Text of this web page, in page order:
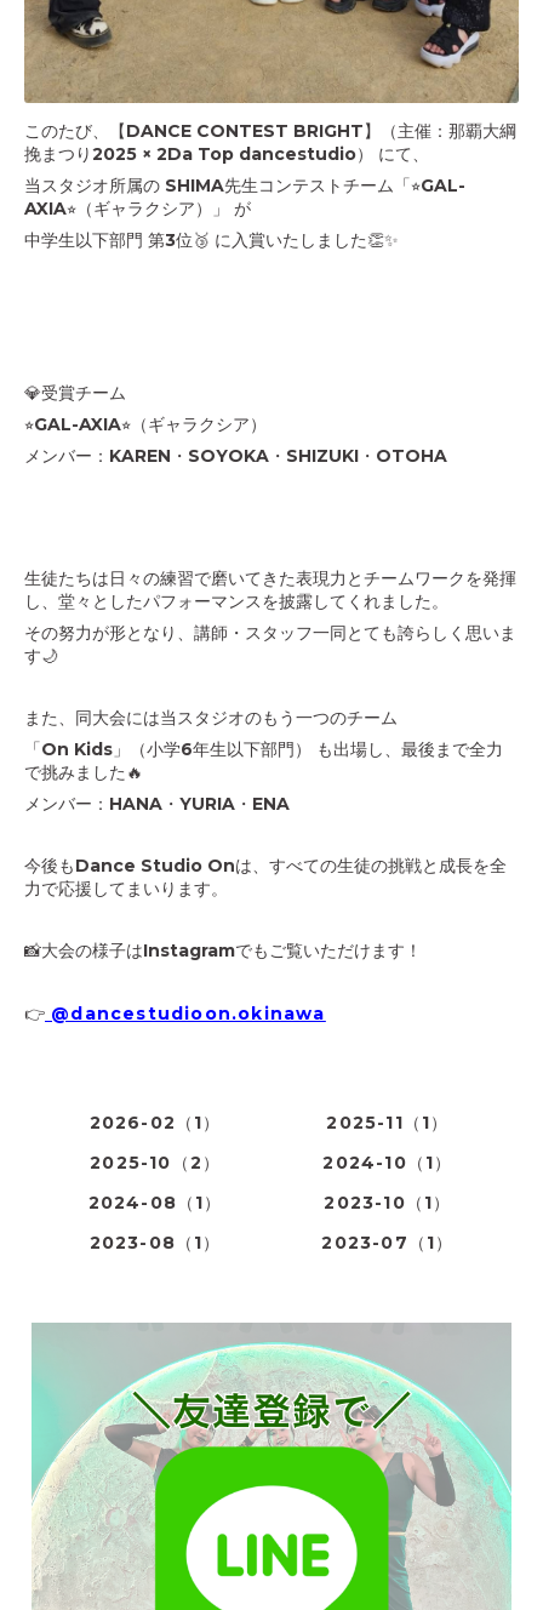
このたび、【DANCE CONTEST BRIGHT】（主催：那覇大綱
挽まつり2025 × 2Da Top dancestudio） にて、
当スタジオ所属の SHIMA先生コンテストチーム「⭐︎GAL-
AXIA⭐︎（ギャラクシア）」 が
中学生以下部門 第3位🥉 に入賞いたしました👏✨
💎受賞チーム
⭐︎GAL-AXIA⭐︎（ギャラクシア）
メンバー：KAREN・SOYOKA・SHIZUKI・OTOHA
生徒たちは日々の練習で磨いてきた表現力とチームワークを発揮
し、堂々としたパフォーマンスを披露してくれました。
その努力が形となり、講師・スタッフ一同とても誇らしく思いま
す🌙
また、同大会には当スタジオのもう一つのチーム
「On Kids」（小学6年生以下部門） も出場し、最後まで全力
で挑みました🔥
メンバー：HANA・YURIA・ENA
今後もDance Studio Onは、すべての生徒の挑戦と成長を全
力で応援してまいります。
📸大会の様子はInstagramでもご覧いただけます！
👉 @dancestudioon.okinawa
2026-02（1）
2025-11（1）
2025-10（2）
2024-10（1）
2024-08（1）
2023-10（1）
2023-08（1）
2023-07（1）